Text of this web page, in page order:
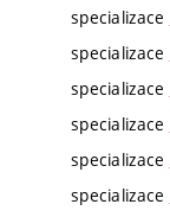
specializace
specializace
specializace
specializace
specializace
specializace